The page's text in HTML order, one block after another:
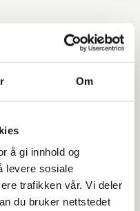
Om
å gi innhold og
levere sosiale
trafikken vår. Vi deler
du bruker nettstedet